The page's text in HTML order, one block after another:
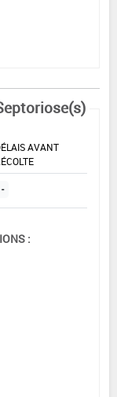
AVANT
-
: